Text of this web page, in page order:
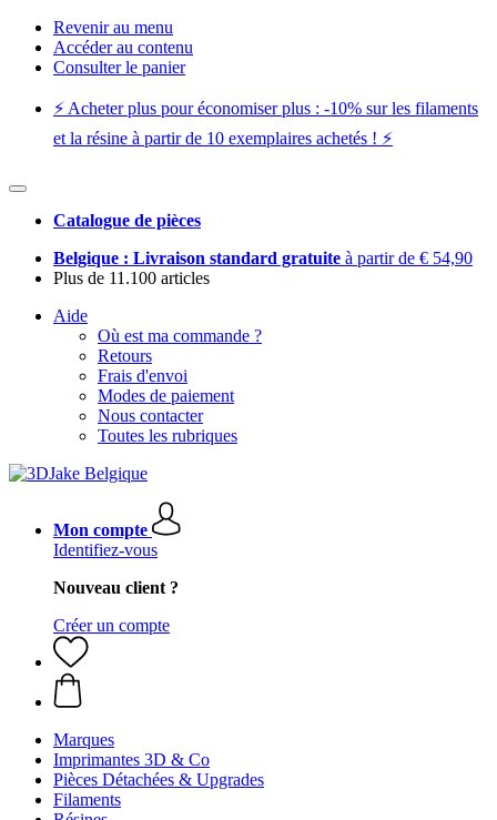
Revenir au menu
Accéder au contenu
Consulter le panier
⚡️ Acheter plus pour économiser plus : -10% sur les filaments
et la résine à partir de 10 exemplaires achetés ! ⚡️
Catalogue de pièces
Belgique : Livraison standard gratuite à partir de € 54,90
Plus de 11.100 articles
Aide
Où est ma commande ?
Retours
Frais d'envoi
Modes de paiement
Nous contacter
Toutes les rubriques
Mon compte
Identifiez-vous
Nouveau client ?
Créer un compte
Marques
Imprimantes 3D & Co
Pièces Détachées & Upgrades
Filaments